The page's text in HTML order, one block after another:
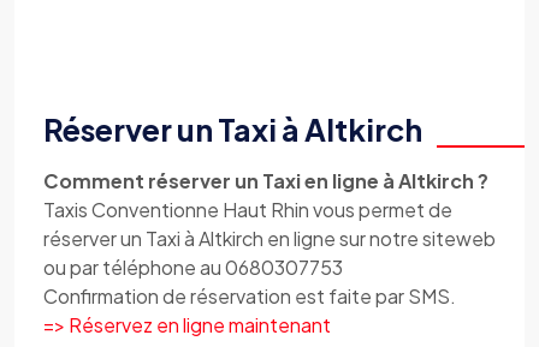
Réserver un Taxi à Altkirch
Comment réserver un Taxi en ligne à Altkirch ?
Taxis Conventionne Haut Rhin vous permet de
réserver un Taxi à Altkirch en ligne sur notre siteweb
ou par téléphone au 0680307753
Confirmation de réservation est faite par SMS.
=> Réservez en ligne maintenant